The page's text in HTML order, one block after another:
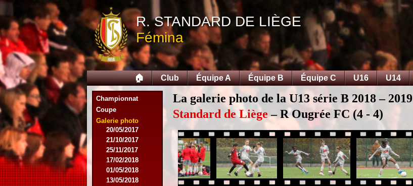
R. STANDARD DE LIÈGE
Fémina
🏠 Club Équipe A Équipe B Équipe C U16 U14
Championnat
Coupe
Galerie photo
12/09/2015
26/09/2015
03/10/2015
28/11/2015
09/03/2016
09/04/2016
13/04/2016
16/05/2016
09/08/2016
08/10/2016
01/03/2017
06/05/2017
20/05/2017
21/10/2017
25/11/2017
17/02/2018
01/05/2018
13/05/2018
La galerie photo de la U13 série B 2018 – 2019
Standard de Liège– R Ougrée FC (4 - 4)